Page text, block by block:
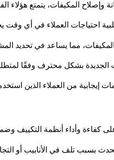
وإصلاح المكيفات، يتمتع
احتياجات العملاء في أي وقت
مما يساعد في تحديد
الجديدة بشكل محترف وفقًا
من العملاء الذين
كفاءة وأداء أنظمة التكييف
بسبب تلف في الأنابيب أو